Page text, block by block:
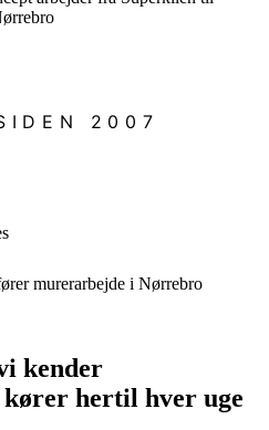
2007
kender
kører hertil hver uge